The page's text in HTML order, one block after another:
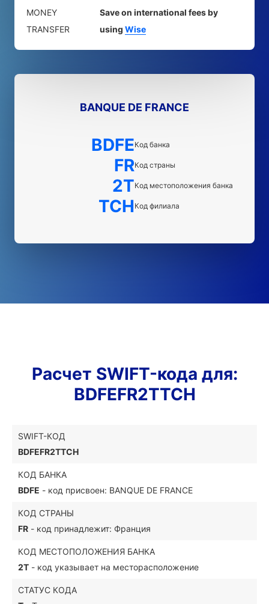
MONEY
TRANSFER
Save on international fees by
using Wise
BANQUE DE FRANCE
BDFEКод банка
FRКод страны
2TКод местоположения банка
TCHКод филиала
Расчет SWIFT-кода для:
BDFEFR2TTCH
SWIFT-КОД
BDFEFR2TTCH
КОД БАНКА
BDFE - код присвоен: BANQUE DE FRANCE
КОД СТРАНЫ
FR - код принадлежит: Франция
КОД МЕСТОПОЛОЖЕНИЯ БАНКА
2T - код указывает на месторасположение
СТАТУС КОДА